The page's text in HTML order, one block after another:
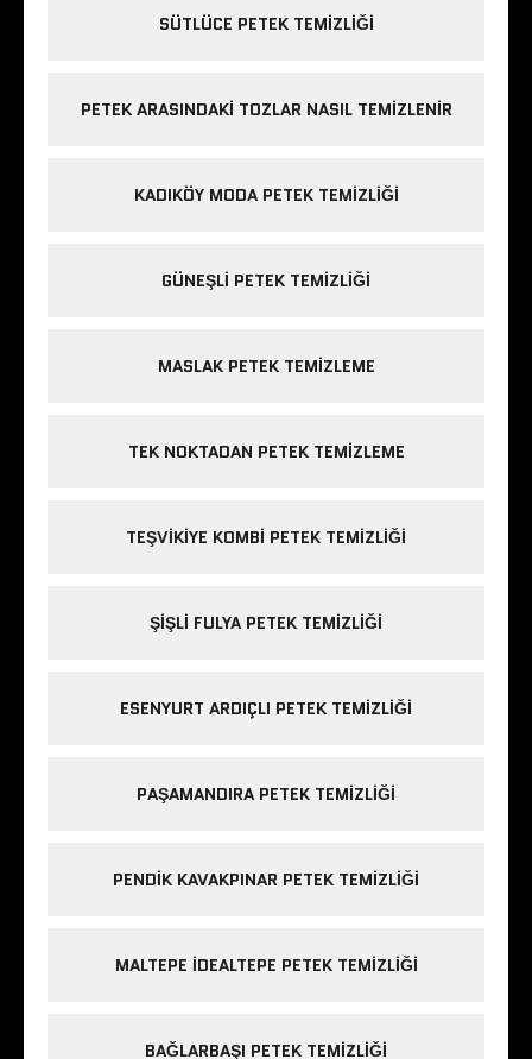
SÜTLÜCE PETEK TEMIZLIĞI
PETEK ARASINDAKI TOZLAR NASIL TEMIZLENIR
KADIKÖY MODA PETEK TEMIZLIĞI
GÜNEŞLI PETEK TEMIZLIĞI
MASLAK PETEK TEMIZLEME
TEK NOKTADAN PETEK TEMIZLEME
TEŞVIKIYE KOMBI PETEK TEMIZLIĞI
ŞIŞLI FULYA PETEK TEMIZLIĞI
ESENYURT ARDIÇLI PETEK TEMIZLIĞI
PAŞAMANDIRA PETEK TEMIZLIĞI
PENDIK KAVAKPINAR PETEK TEMIZLIĞI
MALTEPE IDEALTEPE PETEK TEMIZLIĞI
BAĞLARBAŞI PETEK TEMIZLIĞI